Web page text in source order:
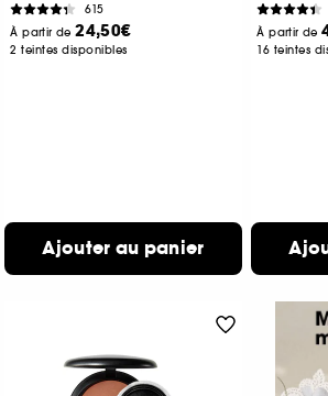
615
À partir de24,50€
2 teintes disponibles
Ajouter au panier
À partir de
16 teintes